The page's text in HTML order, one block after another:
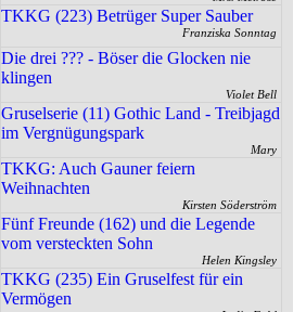
TKKG (223) Betrüger Super Sauber
Franziska Sonntag
Die drei ??? - Böser die Glocken nie
klingen
Violet Bell
Gruselserie (11) Gothic Land - Treibjagd
im Vergnügungspark
Mary
TKKG: Auch Gauner feiern
Weihnachten
Kirsten Söderström
Fünf Freunde (162) und die Legende
vom versteckten Sohn
Helen Kingsley
TKKG (235) Ein Gruselfest für ein
Vermögen